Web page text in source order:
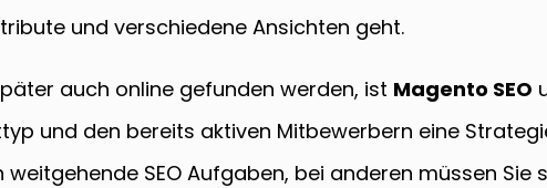
und verschiedene Ansichten geht.
auch online gefunden werden, ist Magento SEO
und den bereits aktiven Mitbewerbern eine
SEO Aufgaben, bei anderen müssen